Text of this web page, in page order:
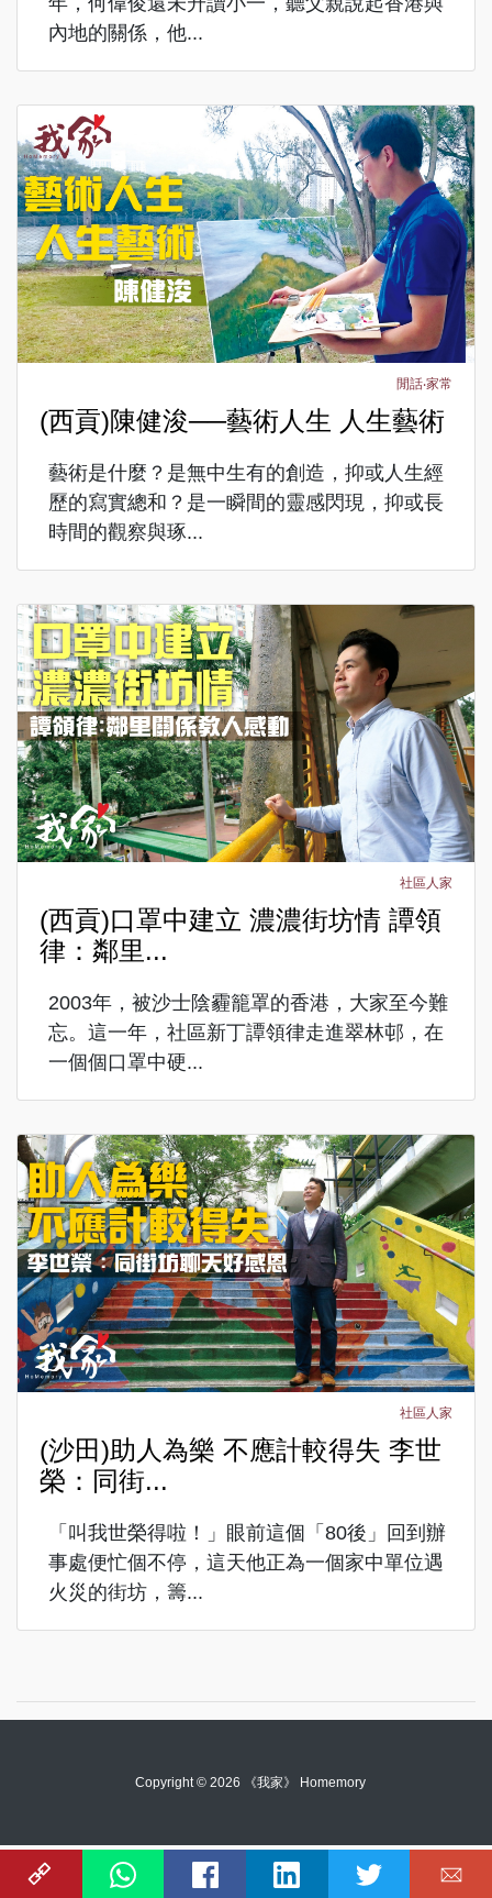
內地的關係，他...
閒話‧家常
(西貢)陳健浚──藝術人生 人生藝術
藝術是什麼？是無中生有的創造，抑或人生經
歷的寫實總和？是一瞬間的靈感閃現，抑或長
時間的觀察與琢...
社區人家
(西貢)口罩中建立 濃濃街坊情 譚領
律：鄰里...
2003年，被沙士陰霾籠罩的香港，大家至今難
忘。這一年，社區新丁譚領律走進翠林邨，在
一個個口罩中硬...
社區人家
(沙田)助人為樂 不應計較得失 李世
榮：同街...
「叫我世榮得啦！」眼前這個「80後」回到辦
事處便忙個不停，這天他正為一個家中單位遇
火災的街坊，籌...
Copyright © 2026 《我家》 Homemory